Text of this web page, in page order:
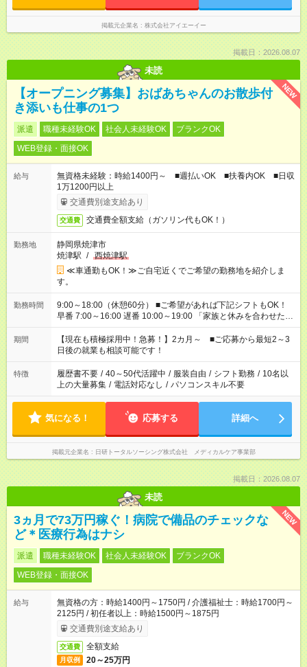
掲載元企業名 株式会社アイエーイー
掲載日：2026.08.07
未読
NEW
【オープニング募集】おばあちゃんのお散歩付
き添いも仕事の1つ
派遣 職種未経験OK 社会人未経験OK
ブランクOK
WEB登録・面接OK
給与
無資格未経験：時給1400円～ ■週払いOK ■扶養内OK ■日収
1万1200円以上
交通費別途支給あり
交通費 交通費全額支給（ガソリン代もOK！）
勤務地
静岡県焼津市
焼津駅 / 西焼津駅
≪車通勤もOK！≫ご自宅近くでご希望の勤務地を紹介しま
す。
勤務時間
9:00～18:00（休憩60分） ■ご希望があれば下記シフトもOK！
早番 7:00～16:00 遅番 10:00～19:00 「家族と休みを合わせた
い」 「余裕を持って夕飯の準備がしたい」 「できれば残業はし
たくない」 など、ご希望を教えてくださいね。 ※Wワーク希望
の方へ 今ご覧のお仕事で希望する勤務時間と、もう1つのお仕事
の勤務時間。 合計で週40時間を超える場合は応募できません。
期間
【現在も積極採用中！急募！】2カ月～ ■ご応募から最短2～3
日後の就業も相談可能です！
特徴 履歴書不要 / 40～50代活躍中 / 服装自由 / シフト勤務 / 10名以
上の大量募集 / 電話対応なし / パソコンスキル不要
気になる！ 応募する 詳細へ
掲載元企業名 日研トータルソーシング株式会社 メディカルケア事業部
掲載日：2026.08.07
未読
NEW
3ヵ月で73万円稼ぐ！病院で備品のチェックな
ど＊医療行為はナシ
派遣 職種未経験OK 社会人未経験OK
ブランクOK
WEB登録・面接OK
給与
無資格の方：時給1400円～1750円 / 介護福祉士：時給1700円～
2125円 / 初任者以上：時給1500円～1875円
交通費別途支給あり
交通費 全額支給
月収例 20～25万円